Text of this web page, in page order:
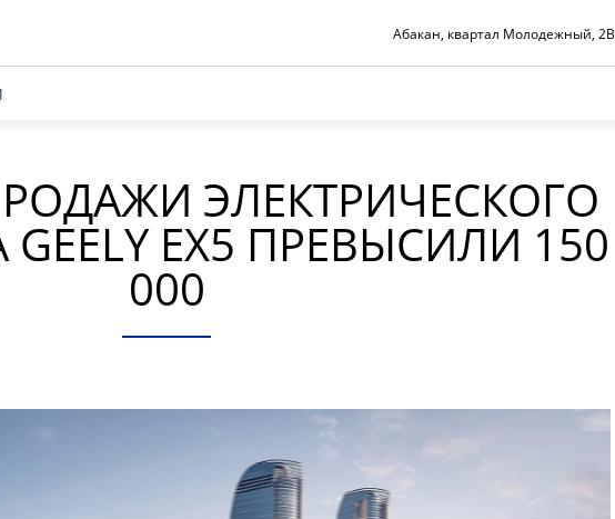
Абакан, квартал Молодежный, 2В
ЭЛЕКТРИЧЕСКОГО
EX5 ПРЕВЫСИЛИ 150
000